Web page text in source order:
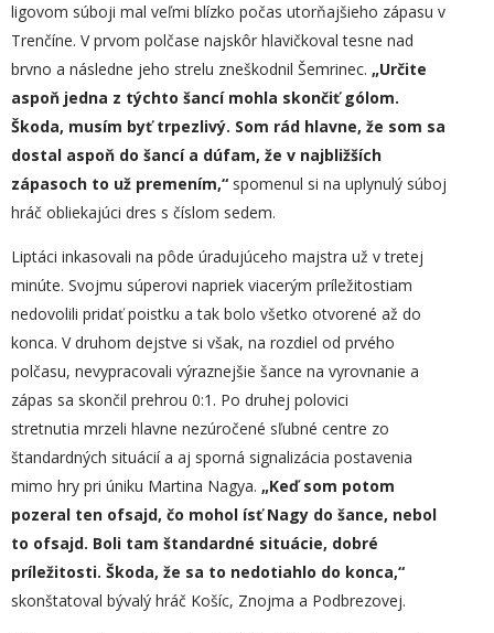
ligovom súboji mal veľmi blízko počas utorňajšieho zápasu v
Trenčíne. V prvom polčase najskôr hlavičkoval tesne nad
brvno a následne jeho strelu zneškodnil Šemrinec. „Určite
aspoň jedna z týchto šancí mohla skončiť gólom.
Škoda, musím byť trpezlivý. Som rád hlavne, že som sa
dostal aspoň do šancí a dúfam, že v najbližších
zápasoch to už premením,“ spomenul si na uplynulý súboj
hráč obliekajúci dres s číslom sedem.
Liptáci inkasovali na pôde úradujúceho majstra už v tretej
minúte. Svojmu súperovi napriek viacerým príležitostiam
nedovolili pridať poistku a tak bolo všetko otvorené až do
konca. V druhom dejstve si však, na rozdiel od prvého
polčasu, nevypracovali výraznejšie šance na vyrovnanie a
zápas sa skončil prehrou 0:1. Po druhej polovici
stretnutia mrzeli hlavne nezúročené sľubné centre zo
štandardných situácií a aj sporná signalizácia postavenia
mimo hry pri úniku Martina Nagya. „Keď som potom
pozeral ten ofsajd, čo mohol ísť Nagy do šance, nebol
to ofsajd. Boli tam štandardné situácie, dobré
príležitosti. Škoda, že sa to nedotiahlo do konca,“
skonštatoval bývalý hráč Košíc, Znojma a Podbrezovej.